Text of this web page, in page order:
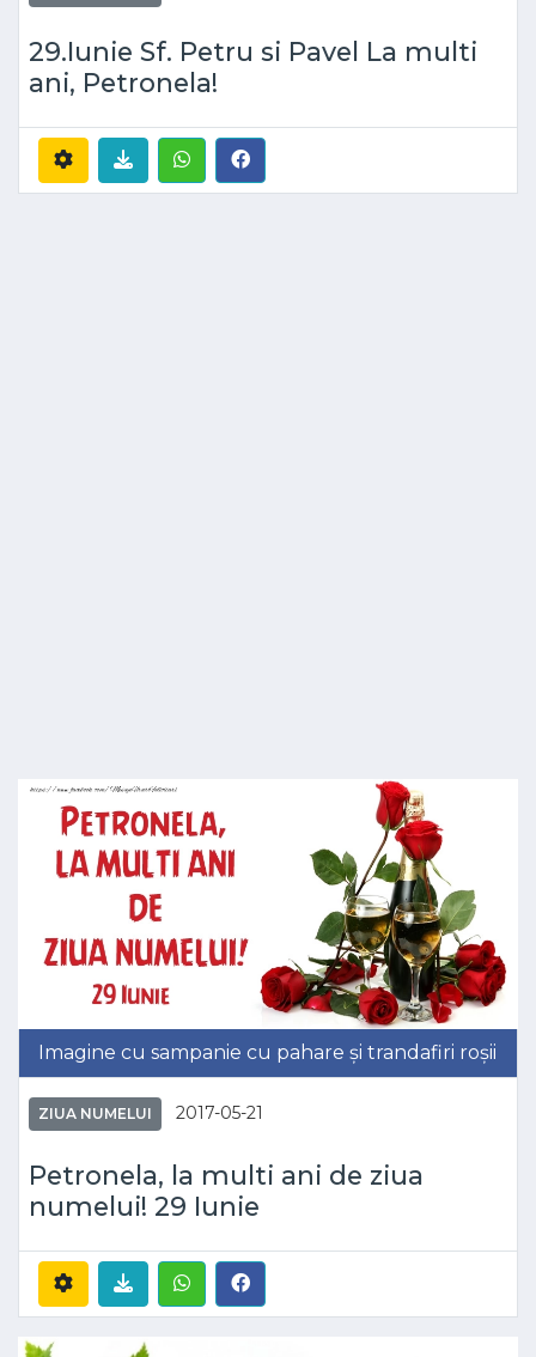
29.Iunie Sf. Petru si Pavel La multi
ani, Petronela!
Imagine cu sampanie cu pahare și trandafiri roșii
ZIUA NUMELUI 2017-05-21
Petronela, la multi ani de ziua
numelui! 29 Iunie